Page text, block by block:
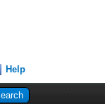
Help